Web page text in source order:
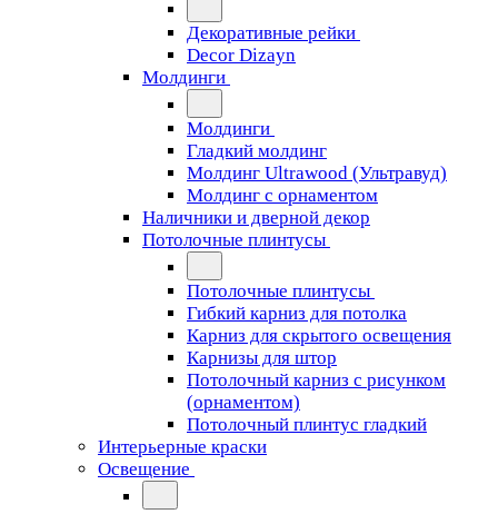
Декоративные рейки
Decor Dizayn
Молдинги
Молдинги
Гладкий молдинг
Молдинг Ultrawood (Ультравуд)
Молдинг с орнаментом
Наличники и дверной декор
Потолочные плинтусы
Потолочные плинтусы
Гибкий карниз для потолка
Карниз для скрытого освещения
Карнизы для штор
Потолочный карниз с рисунком
(орнаментом)
Потолочный плинтус гладкий
Интерьерные краски
Освещение